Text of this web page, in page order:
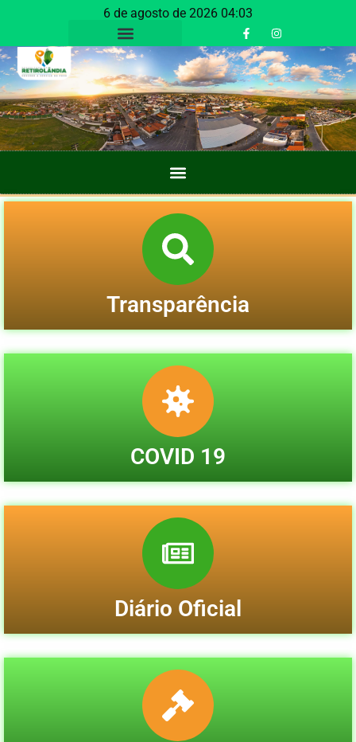
6 de agosto de 2026 04:03
Transparência
COVID 19
Diário Oficial